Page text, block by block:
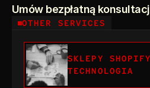
Umów bezpłatną
OTHER SERVICES
SKLEPY
TECHNOLOGIA